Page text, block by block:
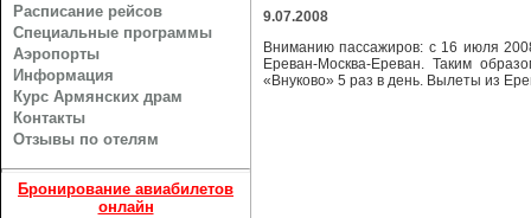
Расписание рейсов
Специальные программы
Аэропорты
Информация
Курс Армянских драм
Контакты
Отзывы по отелям
Бронирование авиабилетов
онлайн
9.07.2008
Вниманию пассажиров: с 16 июля
Ереван-Москва-Ереван. Таким
«Внуково» 5 раз в день. Вылеты из